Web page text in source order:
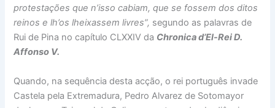
protestações que n’isso cabiam, que se fossem dos ditos
reinos e lh’os lheixassem livres”, segundo as palavras de
Rui de Pina no capítulo CLXXIV da Chronica d’El-Rei D.
Affonso V.
Quando, na sequência desta acção, o rei português invade
Castela pela Extremadura, Pedro Alvarez de Sotomayor